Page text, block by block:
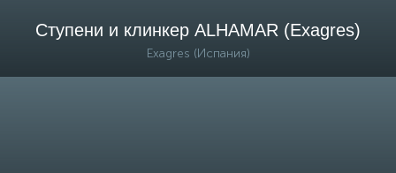
Ступени и клинкер ALHAMAR (Exagres)
Exagres (Испания)